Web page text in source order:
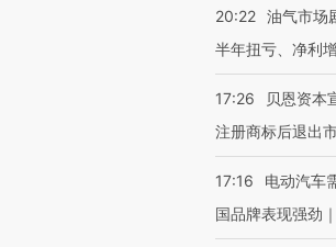
20:22 油气市场
半年扭亏、净利
17:26
贝恩资本
注册商标后退出
17:16
电动汽车
国品牌表现强劲